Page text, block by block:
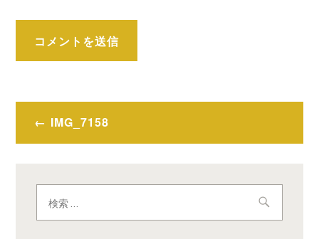
投
稿
ビ
ゲ
IMG_7158
索: